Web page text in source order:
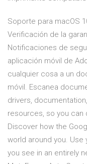
Soporte para macOS
Verificación de la
Notificaciones de
aplicación móvil de
cualquier cosa a un
móvil. Escanea
drivers,
resources, so you can
Discover how the
world around you.
you see in an entirely